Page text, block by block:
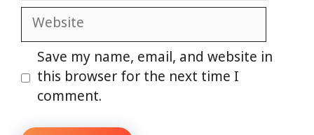
Website
Save my name, email, and website in
this browser for the next time I
comment.